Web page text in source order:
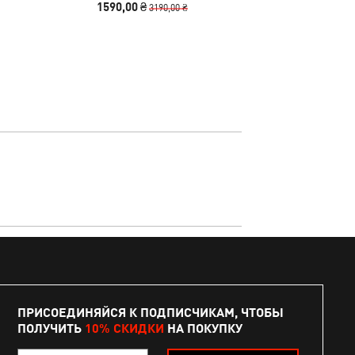
1590,00 ₴3190,00 ₴
ПРИСОЕДИНЯЙСЯ К ПОДПИСЧИКАМ, ЧТОБЫ
ПОЛУЧИТЬ 10% СКИДКИ НА ПОКУПКУ